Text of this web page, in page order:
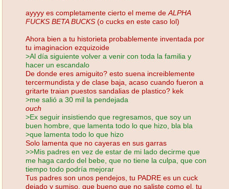
ayyyy es completamente cierto el meme de ALPHA
FUCKS BETA BUCKS (o cucks en este caso lol)
Ahora bien a tu historieta probablemente inventada por
tu imaginacion ezquizoide
>Al día siguiente volver a venir con toda la familia y
hacer un escandalo
De donde eres amiguito? esto suena increiblemente
tercermundista y de clase baja, acaso cuando fueron a
gritarte traian puestos sandalias de plastico? kek
>me salió a 30 mil la pendejada
ouch
>Ex seguir insistiendo que regresamos, que soy un
buen hombre, que lamenta todo lo que hizo, bla bla
>que lamenta todo lo que hizo
Solo lamenta que no cayeras en sus garras
>>Mis padres en vez de estar de mi lado decirme que
me haga cardo del bebe, que no tiene la culpa, que con
tiempo todo podría mejorar
Tus padres son unos pendejos, tu PADRE es un cuck
dejado y sumiso, que bueno que no saliste como el, tu